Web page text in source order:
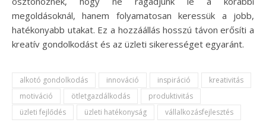
megoldásoknál, hanem folyamatosan keressük a jobb,
hatékonyabb utakat. Ez a hozzáállás hosszú távon erősíti a
kreatív gondolkodást és az üzleti sikerességet egyaránt.
alkotó gondolkodás innováció inspiráció
kreativitás
motiváció
ötletgazdálkodás
produktivitás
üzleti fejlődés
üzleti hatékonyság vállalkozásfejlesztés